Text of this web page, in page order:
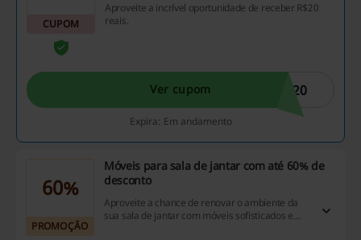
CUPOM
Aproveite a incrível oportunidade de receber R$20
reais.
Ver cupom N20
Expira: Em andamento
60%
PROMOÇÃO
Móveis para sala de jantar com até 60% de
desconto
Aproveite a chance de renovar o ambiente da
sua sala de jantar com móveis sofisticados e